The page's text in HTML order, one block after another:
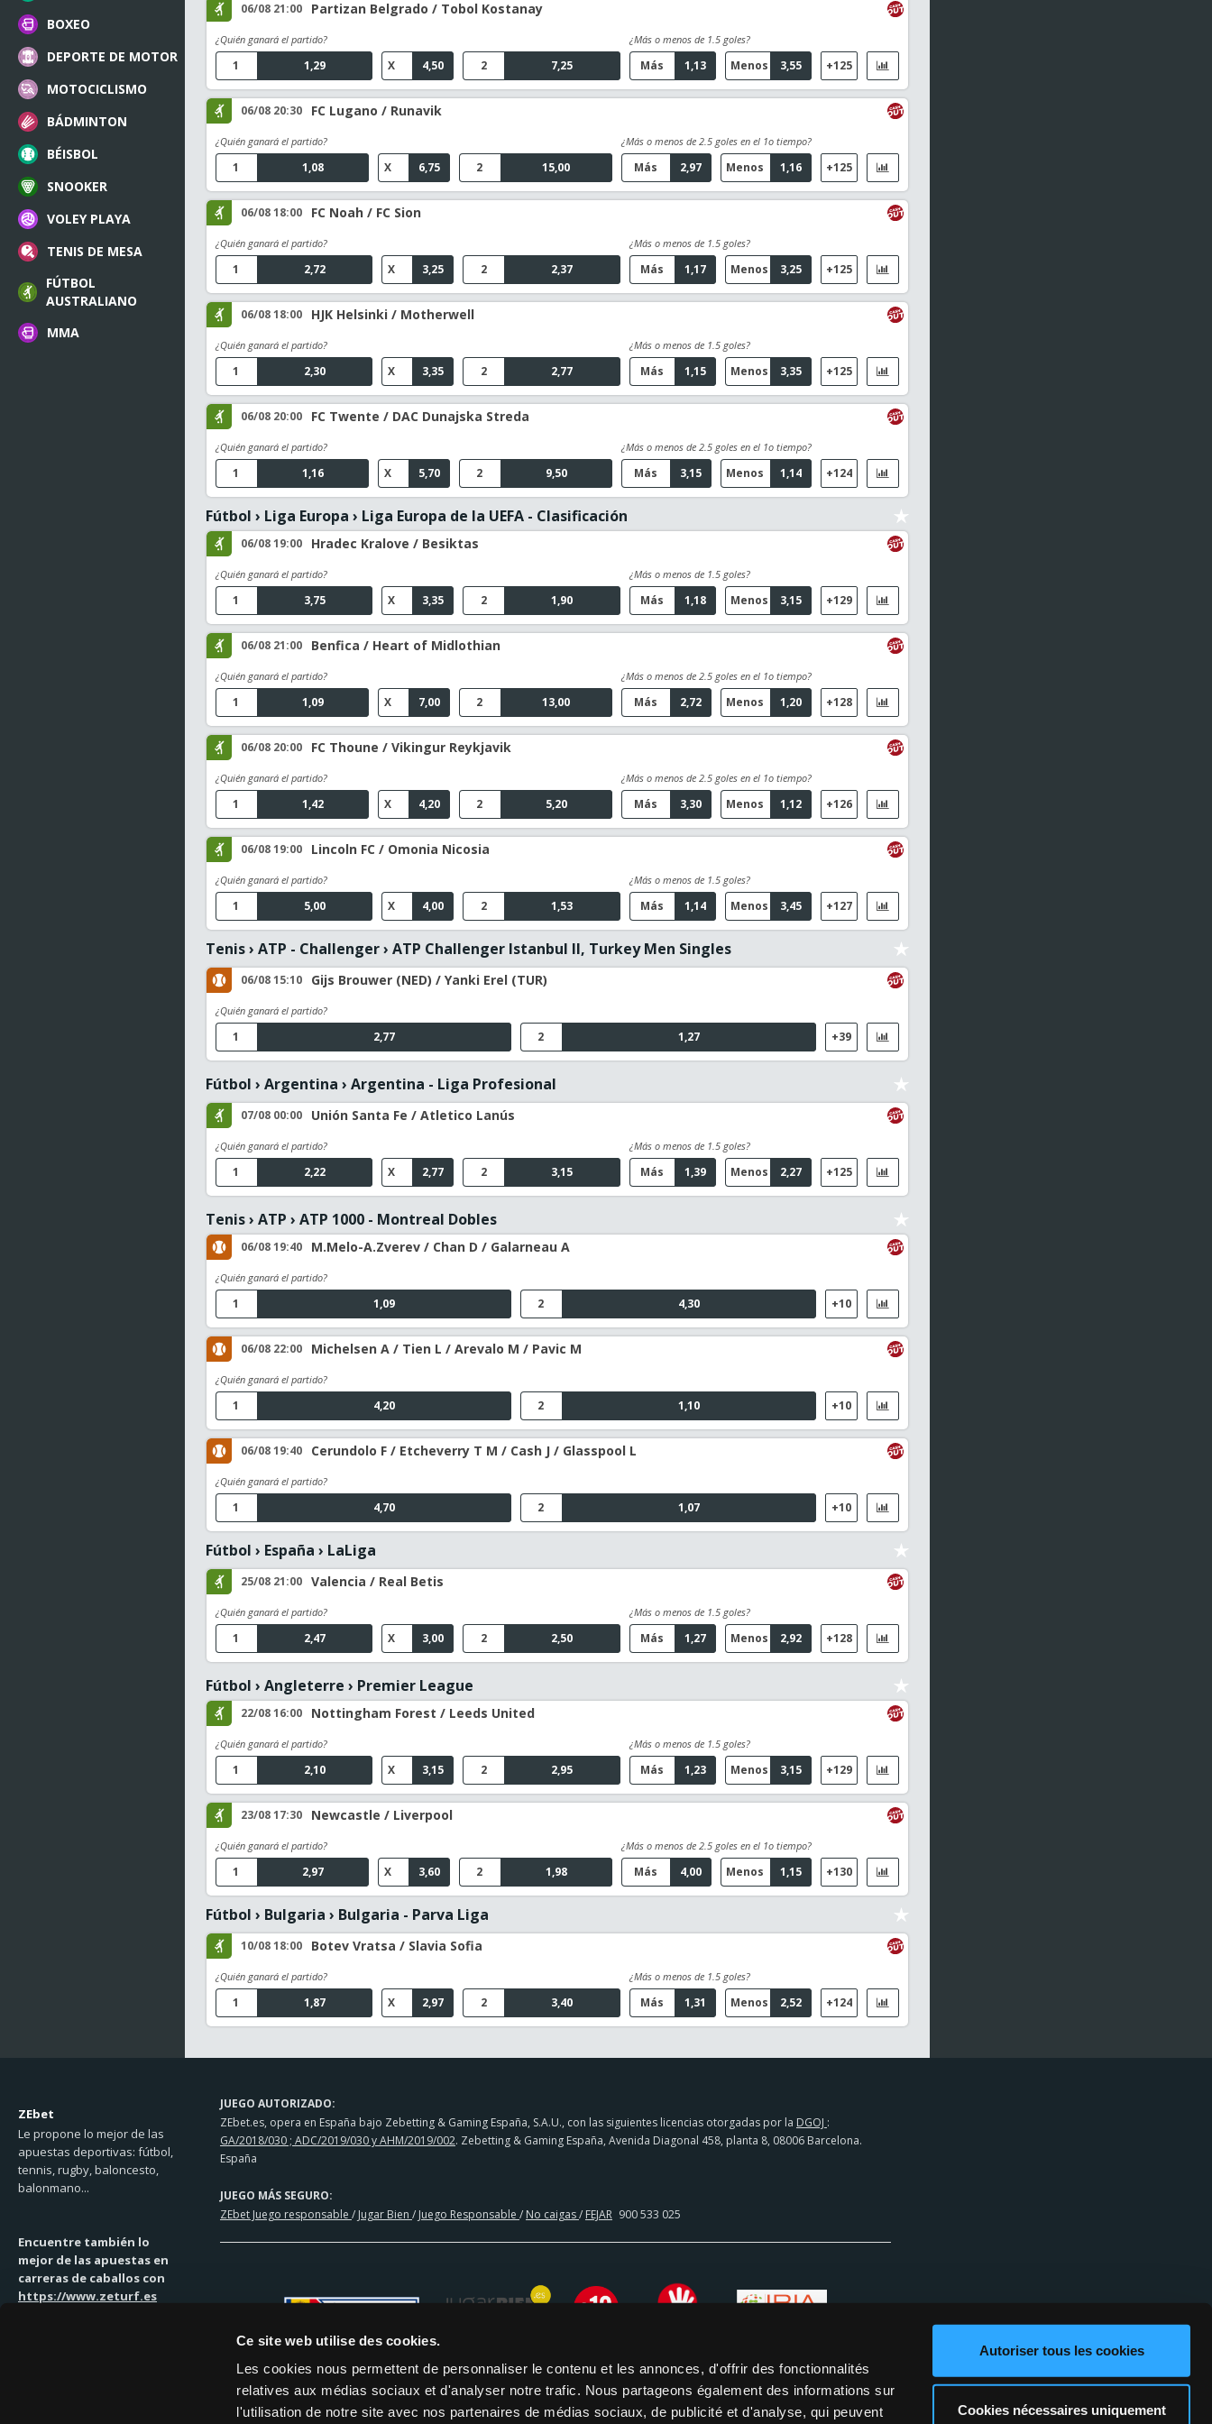
Ce site web utilise des cookies.
Les cookies nous permettent de personnaliser le contenu et les annonces, d'offrir des fonctionnalités
relatives aux médias sociaux et d'analyser notre trafic. Nous partageons également des informations sur
l'utilisation de notre site avec nos partenaires de médias sociaux, de publicité et d'analyse, qui peuvent
Autoriser tous les cookies
Cookies nécessaires uniquement
BOXEO
DEPORTE DE MOTOR
MOTOCICLISMO
BÁDMINTON
BÉISBOL
SNOOKER
VOLEY PLAYA
TENIS DE MESA
FÚTBOL
AUSTRALIANO
MMA
06/08 21:00 Partizan Belgrado / Tobol Kostanay
¿Quién ganará el partido?
1,29
1 4,50
X 7,25
2
¿Más o menos de 1.5 goles?
1,13
Más 3,55
Menos +125
06/08 20:30 FC Lugano / Runavik
¿Quién ganará el partido?
1,08
1 6,75
X 15,00
2
¿Más o menos de 2.5 goles en el 1o tiempo?
2,97
Más 1,16
Menos +125
06/08 18:00 FC Noah / FC Sion
¿Quién ganará el partido?
2,72
1 3,25
X 2,37
2
¿Más o menos de 1.5 goles?
1,17
Más 3,25
Menos +125
06/08 18:00 HJK Helsinki / Motherwell
¿Quién ganará el partido?
2,30
1 3,35
X 2,77
2
¿Más o menos de 1.5 goles?
1,15
Más 3,35
Menos +125
06/08 20:00 FC Twente / DAC Dunajska Streda
¿Quién ganará el partido?
1,16
1 5,70
X 9,50
2
¿Más o menos de 2.5 goles en el 1o tiempo?
3,15
Más 1,14
Menos +124
Fútbol › Liga Europa › Liga Europa de la UEFA - Clasificación
06/08 19:00 Hradec Kralove / Besiktas
¿Quién ganará el partido?
3,75
1 3,35
X 1,90
2
¿Más o menos de 1.5 goles?
1,18
Más 3,15
Menos +129
06/08 21:00 Benfica / Heart of Midlothian
¿Quién ganará el partido?
1,09
1 7,00
X 13,00
2
¿Más o menos de 2.5 goles en el 1o tiempo?
2,72
Más 1,20
Menos +128
06/08 20:00 FC Thoune / Vikingur Reykjavik
¿Quién ganará el partido?
1,42
1 4,20
X 5,20
2
¿Más o menos de 2.5 goles en el 1o tiempo?
3,30
Más 1,12
Menos +126
06/08 19:00 Lincoln FC / Omonia Nicosia
¿Quién ganará el partido?
5,00
1 4,00
X 1,53
2
¿Más o menos de 1.5 goles?
1,14
Más 3,45
Menos +127
Tenis› ATP - Challenger› ATP Challenger Istanbul II, Turkey Men Singles
06/08 15:10 Gijs Brouwer (NED) / Yanki Erel (TUR)
¿Quién ganará el partido?
2,77
1 1,27
2 +39
Fútbol › Argentina › Argentina - Liga Profesional
07/08 00:00 Unión Santa Fe / Atletico Lanús
¿Quién ganará el partido?
2,22
1 2,77
X 3,15
2
¿Más o menos de 1.5 goles?
1,39
Más 2,27
Menos +125
Tenis› ATP › ATP 1000 - Montreal Dobles
06/08 19:40 M.Melo-A.Zverev / Chan D / Galarneau A
¿Quién ganará el partido?
1,09
1 4,30
2 +10
06/08 22:00 Michelsen A / Tien L / Arevalo M / Pavic M
¿Quién ganará el partido?
4,20
1 1,10
2 +10
06/08 19:40 Cerundolo F / Etcheverry T M / Cash J / Glasspool L
¿Quién ganará el partido?
4,70
1 1,07
2 +10
Fútbol › España › LaLiga
25/08 21:00 Valencia / Real Betis
¿Quién ganará el partido?
2,47
1 3,00
X 2,50
2
¿Más o menos de 1.5 goles?
1,27
Más 2,92
Menos +128
Fútbol › Angleterre › Premier League
22/08 16:00 Nottingham Forest / Leeds United
¿Quién ganará el partido?
2,10
1 3,15
X 2,95
2
¿Más o menos de 1.5 goles?
1,23
Más 3,15
Menos +129
23/08 17:30 Newcastle / Liverpool
¿Quién ganará el partido?
2,97
1 3,60
X 1,98
2
¿Más o menos de 2.5 goles en el 1o tiempo?
4,00
Más 1,15
Menos +130
Fútbol › Bulgaria › Bulgaria - Parva Liga
10/08 18:00 Botev Vratsa / Slavia Sofia
¿Quién ganará el partido?
1,87
1 2,97
X 3,40
2
¿Más o menos de 1.5 goles?
1,31
Más 2,52
Menos +124
ZEbet
Le propone lo mejor de las
apuestas deportivas: fútbol,
tennis, rugby, baloncesto,
balonmano...
Encuentre también lo
mejor de las apuestas en
carreras de caballos con
https://www.zeturf.es
JUEGO AUTORIZADO:
ZEbet.es, opera en España bajo Zebetting & Gaming España, S.A.U., con las siguientes licencias otorgadas por la DGOJ :
GA/2018/030 ; ADC/2019/030 y AHM/2019/002. Zebetting & Gaming España, Avenida Diagonal 458, planta 8, 08006 Barcelona.
España
JUEGO MÁS SEGURO:
ZEbet Juego responsable / Jugar Bien / Juego Responsable / No caigas/ FEJAR 900 533 025